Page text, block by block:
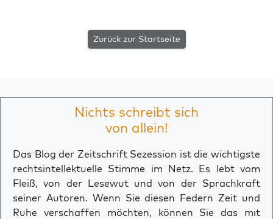
Zurück zur Startseite
Nichts schreibt sich
von allein!
Das Blog der Zeitschrift Sezession ist die wichtigste
rechtsintellektuelle Stimme im Netz. Es lebt vom
Fleiß, von der Lesewut und von der Sprachkraft
seiner Autoren. Wenn Sie diesen Federn Zeit und
Ruhe verschaffen möchten, können Sie das mit